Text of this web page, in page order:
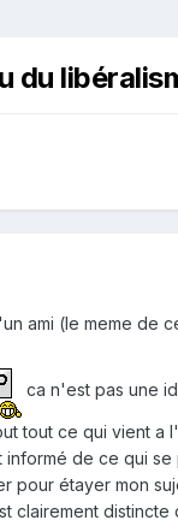
du
ami (le meme de
ca n'est pas une
tout ce qui vient
de ce qui se
pour étayer mon
clairement